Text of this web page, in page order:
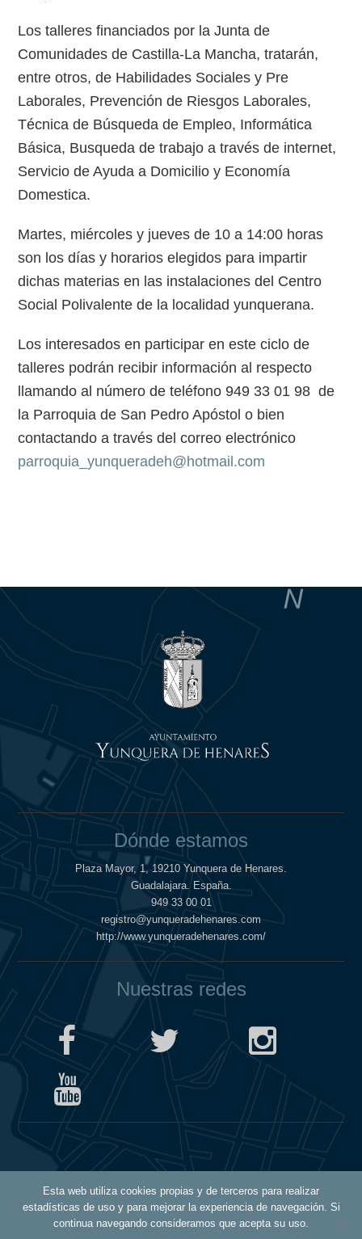
Los talleres financiados por la Junta de
Comunidades de Castilla-La Mancha, tratarán,
entre otros, de Habilidades Sociales y Pre
Laborales, Prevención de Riesgos Laborales,
Técnica de Búsqueda de Empleo, Informática
Básica, Busqueda de trabajo a través de internet,
Servicio de Ayuda a Domicilio y Economía
Domestica.
Martes, miércoles y jueves de 10 a 14:00 horas
son los días y horarios elegidos para impartir
dichas materias en las instalaciones del Centro
Social Polivalente de la localidad yunquerana.
Los interesados en participar en este ciclo de
talleres podrán recibir información al respecto
llamando al número de teléfono 949 33 01 98 de
la Parroquia de San Pedro Apóstol o bien
contactando a través del correo electrónico
parroquia_yunqueradeh@hotmail.com
Esta web utiliza cookies propias y de terceros para realizar
estadísticas de uso y para mejorar la experiencia de navegación. Si
continua navegando consideramos que acepta su uso.
Dónde estamos
Plaza Mayor, 1, 19210 Yunquera de Henares.
Guadalajara. España.
949 33 00 01
registro@yunqueradehenares.com
http://www.yunqueradehenares.com/
Nuestras redes
Política de Cookies
Política de Privacidad
Aviso Legal